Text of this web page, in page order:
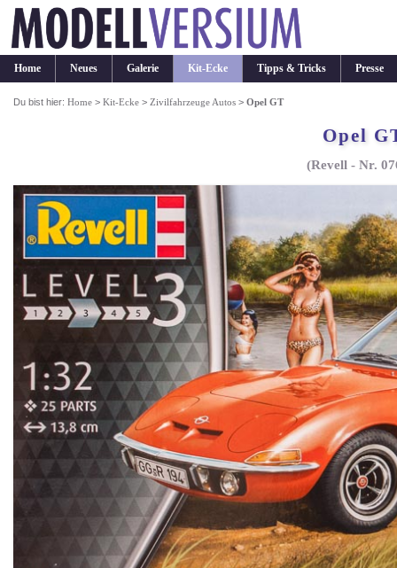
Home Neues Galerie Kit-Ecke Tipps & Tricks Presse
Du bist hier:Home >Kit-Ecke > Zivilfahrzeuge Autos >Opel GT
Opel
(Revell - Nr.